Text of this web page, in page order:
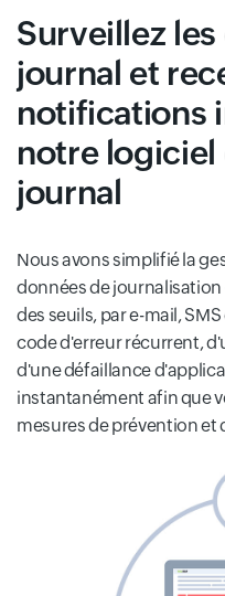
Surveillez
journal et
notifications
notre logiciel
journal
Nous avons simplifié la
données de journalisation
des seuils, par e-mail,
code d'erreur récurrent,
d'une défaillance
instantanément afin que
mesures de prévention et